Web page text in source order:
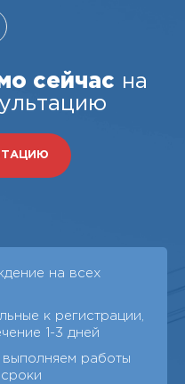
сейчас на
на всех
к регистрации,
1-3 дней
работы